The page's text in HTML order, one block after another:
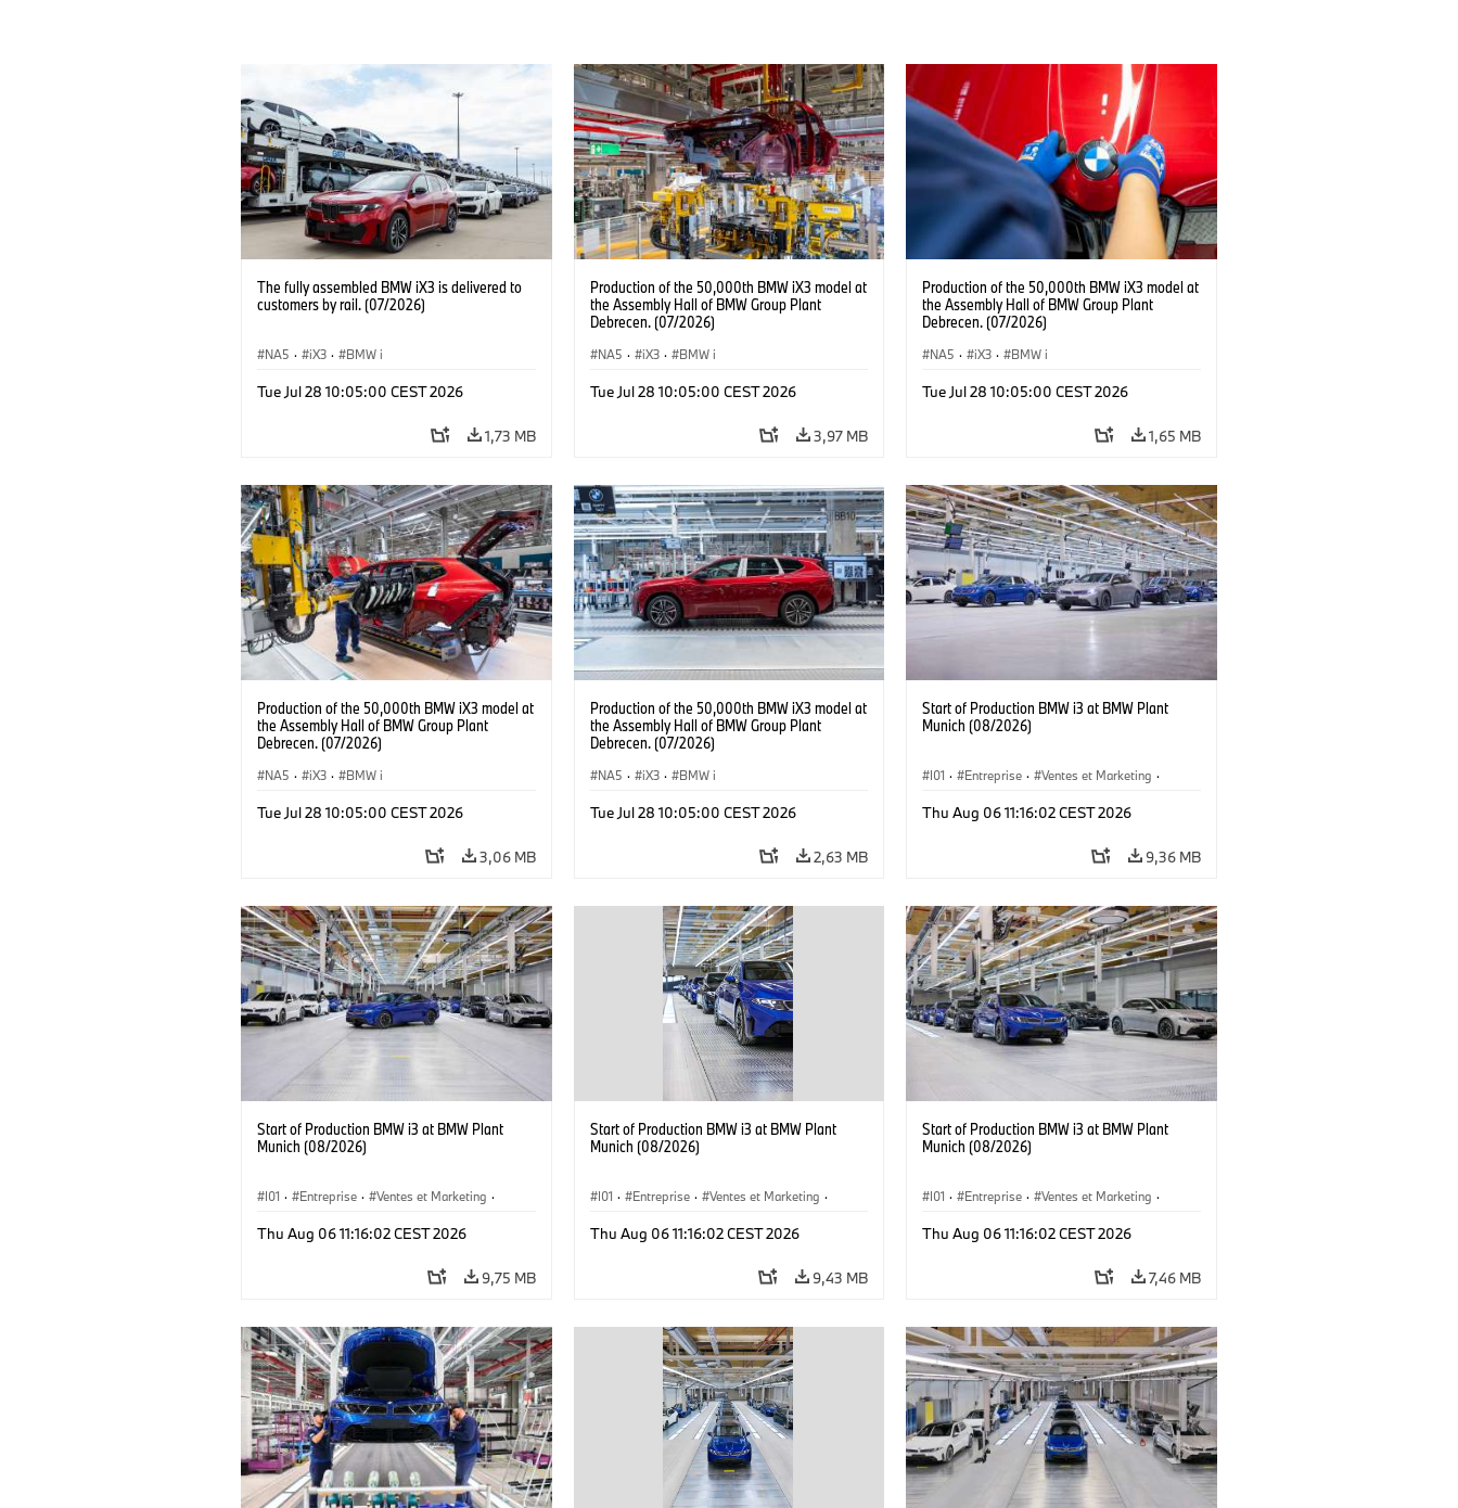
The fully assembled BMW iX3 is delivered to
customers by rail. (07/2026)
NA5 · iX3 · BMW i
Tue Jul 28 10:05:00 CEST 2026
1,73 MB
Production of the 50,000th BMW iX3 model at
the Assembly Hall of BMW Group Plant
Debrecen. (07/2026)
NA5 · iX3 · BMW i
Tue Jul 28 10:05:00 CEST 2026
3,97 MB
Production of the 50,000th BMW iX3 model at
the Assembly Hall of BMW Group Plant
Debrecen. (07/2026)
NA5 · iX3 · BMW i
Tue Jul 28 10:05:00 CEST 2026
1,65 MB
Production of the 50,000th BMW iX3 model at
the Assembly Hall of BMW Group Plant
Debrecen. (07/2026)
NA5 · iX3 · BMW i
Tue Jul 28 10:05:00 CEST 2026
3,06 MB
Production of the 50,000th BMW iX3 model at
the Assembly Hall of BMW Group Plant
Debrecen. (07/2026)
NA5 · iX3 · BMW i
Tue Jul 28 10:05:00 CEST 2026
2,63 MB
Start of Production BMW i3 at BMW Plant
Munich (08/2026)
I01 · Entreprise · Ventes et Marketing ·
Thu Aug 06 11:16:02 CEST 2026
9,36 MB
Start of Production BMW i3 at BMW Plant
Munich (08/2026)
I01 · Entreprise · Ventes et Marketing ·
Thu Aug 06 11:16:02 CEST 2026
9,75 MB
Start of Production BMW i3 at BMW Plant
Munich (08/2026)
I01 · Entreprise · Ventes et Marketing ·
Thu Aug 06 11:16:02 CEST 2026
9,43 MB
Start of Production BMW i3 at BMW Plant
Munich (08/2026)
I01 · Entreprise · Ventes et Marketing ·
Thu Aug 06 11:16:02 CEST 2026
7,46 MB